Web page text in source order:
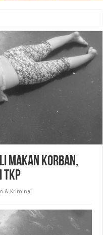
Pemdes dan BPD di
Makan Korban,
& Kriminal